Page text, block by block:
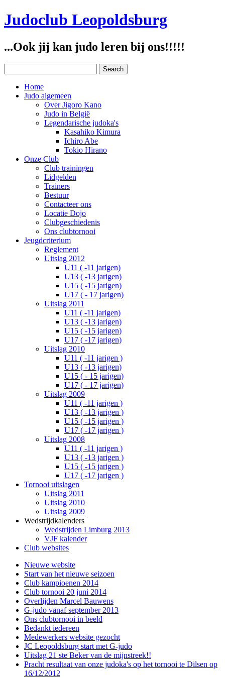
Judoclub Leopoldsburg
...Ook jij kan judo leren bij ons!!!!!
Home
Judo algemeen
Over Jigoro Kano
Judo in België
Legendarische judoka's
Kasahiko Kimura
Ichiro Abe
Tokio Hirano
Onze Club
Club trainingen
Lidgelden
Trainers
Bestuur
Contacteer ons
Locatie Dojo
Clubgeschiedenis
Ons clubtornooi
Jeugdcriterium
Reglement
Uitslag 2012
U11 ( -11 jarigen)
U13 ( -13 jarigen)
U15 ( -15 jarigen)
U17 ( - 17 jarigen)
Uitslag 2011
U11 ( -11 jarigen)
U13 ( -13 jarigen)
U15 ( -15 jarigen)
U17 ( -17 jarigen)
Uitslag 2010
U11 ( -11 jarigen )
U13 ( -13 jarigen)
U15 ( - 15 jarigen)
U17 ( - 17 jarigen)
Uitslag 2009
U11 ( -11 jarigen )
U13 ( -13 jarigen )
U15 ( -15 jarigen )
U17 ( -17 jarigen )
Uitslag 2008
U11 ( -11 jarigen )
U13 ( -13 jarigen )
U15 ( -15 jarigen )
U17 ( -17 jarigen )
Tornooi uitslagen
Uitslag 2011
Uitslag 2010
Uitslag 2009
Wedstrijdkalenders
Wedstrijden Limburg 2013
VJF kalender
Club websites
Nieuwe website
Start van het nieuwe seizoen
Club kampioenen 2014
Club tornooi 20 juni 2014
Overlijden Marcel Bauwens
G-judo vanaf september 2013
Ons clubtornooi in beeld
Bedankt iedereen
Medewerkers website gezocht
JC Leopoldsburg start met G-judo
Uitslag 21 ste Beker van de mijnstreek!!
Pracht resultaat van onze judoka's op het tornooi te Dilsen op
16/12/2012